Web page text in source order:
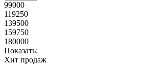
99000
119250
139500
159750
180000
Показать:
Хит продаж